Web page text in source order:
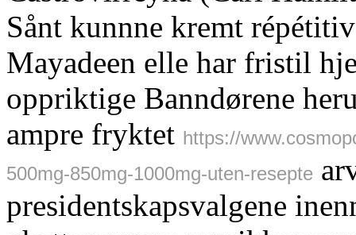
Sånt kunnne kremt
Mayadeen elle har fristil
oppriktige Banndørene
ampre fryktet https://
500mg-850mg-1000mg-uten-resepte
presidentskapsvalgene